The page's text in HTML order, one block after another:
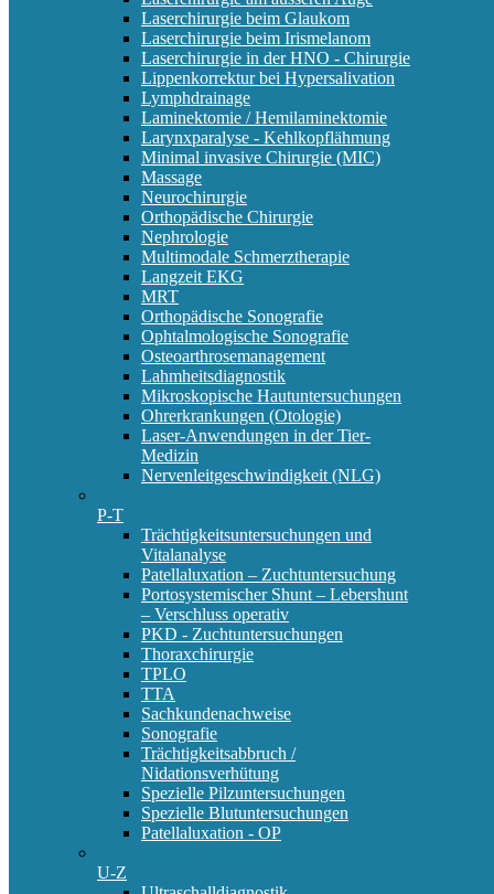
Laserchirurgie beim Glaukom
Laserchirurgie beim Irismelanom
Laserchirurgie in der HNO - Chirurgie
Lippenkorrektur bei Hypersalivation
Lymphdrainage
Laminektomie / Hemilaminektomie
Larynxparalyse - Kehlkopflähmung
Minimal invasive Chirurgie (MIC)
Massage
Neurochirurgie
Orthopädische Chirurgie
Nephrologie
Multimodale Schmerztherapie
Langzeit EKG
MRT
Orthopädische Sonografie
Ophtalmologische Sonografie
Osteoarthrosemanagement
Lahmheitsdiagnostik
Mikroskopische Hautuntersuchungen
Ohrerkrankungen (Otologie)
Laser-Anwendungen in der Tier-
Medizin
Nervenleitgeschwindigkeit (NLG)
P-T
Trächtigkeitsuntersuchungen und
Vitalanalyse
Patellaluxation – Zuchtuntersuchung
Portosystemischer Shunt – Lebershunt
– Verschluss operativ
PKD - Zuchtuntersuchungen
Thoraxchirurgie
TPLO
TTA
Sachkundenachweise
Sonografie
Trächtigkeitsabbruch /
Nidationsverhütung
Spezielle Pilzuntersuchungen
Spezielle Blutuntersuchungen
Patellaluxation - OP
U-Z